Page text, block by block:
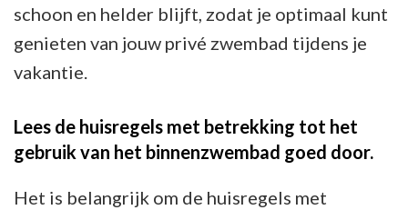
schoon en helder blijft, zodat je optimaal kunt
genieten van jouw privé zwembad tijdens je
vakantie.
Lees de huisregels met betrekking tot het
gebruik van het binnenzwembad goed door.
Het is belangrijk om de huisregels met